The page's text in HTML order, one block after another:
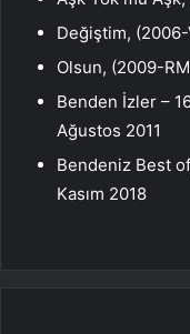
Değiştim, (2006-
Olsun, (2009-
Benden İzler –
Ağustos 2011
Bendeniz Best
Kasım 2018